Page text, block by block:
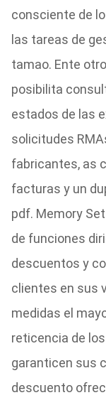
consciente de
las tareas de
tamao. Ente
posibilita
estados de las
solicitudes
fabricantes, as
facturas y un
pdf. Memory
de funciones
descuentos y
clientes en sus
medidas el
reticencia de
garanticen sus
descuento